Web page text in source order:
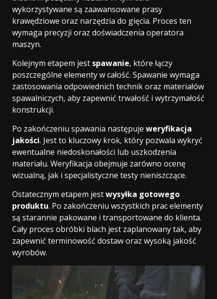
wykorzystywane są zaawansowane prasy
krawędziowe oraz narzędzia do gięcia. Proces ten
wymaga precyzji oraz doświadczenia operatora
maszyn.
Kolejnym etapem jest spawanie, które łączy
poszczególne elementy w całość. Spawanie wymaga
zastosowania odpowiednich technik oraz materiałów
spawalniczych, aby zapewnić trwałość i wytrzymałość
konstrukcji.
Po zakończeniu spawania następuje weryfikacja
jakości. Jest to kluczowy krok, który pozwala wykryć
ewentualne niedoskonałości lub uszkodzenia
materiału. Weryfikacja obejmuje zarówno ocenę
wizualną, jak i specjalistyczne testy nieniszczące.
Ostatecznym etapem jestwysyłka gotowego
produktu. Po zakończeniu wszystkich prac elementy
są starannie pakowane i transportowane do klienta.
Cały proces obróbki blach jest zaplanowany tak, aby
zapewnić terminowość dostaw oraz wysoką jakość
wyrobów.